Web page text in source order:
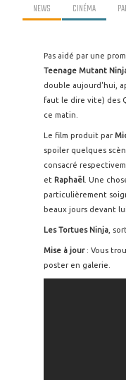
NEWS CINÉMA
Pas aidé par une
Teenage Mutant
double aujourd'hui,
faut le dire vite) des
ce matin.
Le film produit par
spoiler quelques
consacré
et Raphaël . Une
particulièrement
beaux jours devant
Les Tortues Ninja ,
Mise à jour: Vous
poster en galerie.